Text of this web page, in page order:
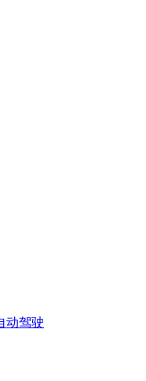
动驾驶